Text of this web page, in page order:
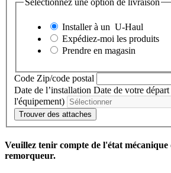
Sélectionnez une option de livraison
Installer à un U-Haul
Expédiez-moi les produits
Prendre en magasin
Code Zip/code postal
Date de l’installation Date de votre
l'équipement)
Trouver des attaches
Veuillez tenir compte de l'état mécanique
remorqueur.